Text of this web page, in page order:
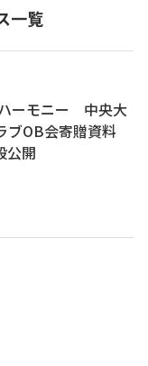
一覧
ーモニー 中央大
ブOB会寄贈資料
公開